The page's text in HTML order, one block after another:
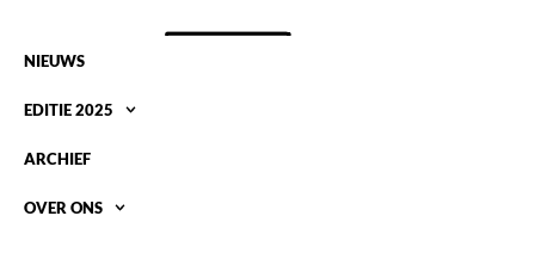
NIEUWS
EDITIE 2025
ARCHIEF
OVER ONS